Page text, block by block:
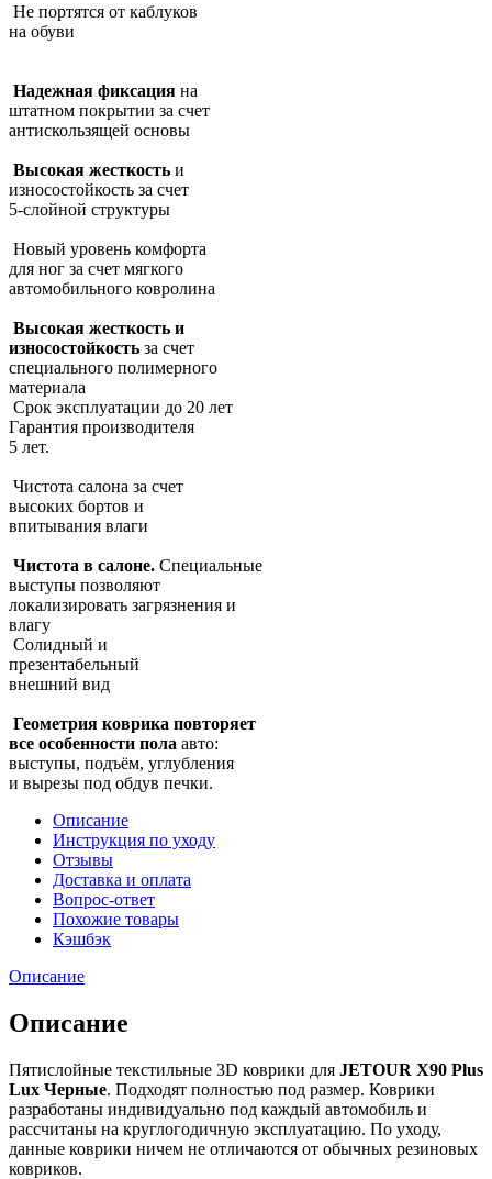
Не портятся от каблуков
на обуви
Надежная фиксация на
штатном покрытии за счет
антискользящей основы
Высокая жесткость и
износостойкость за счет
5-слойной структуры
Новый уровень комфорта
для ног за счет мягкого
автомобильного ковролина
Высокая жесткость и
износостойкость за счет
специального полимерного
материала
Срок эксплуатации до 20 лет
Гарантия производителя
5 лет.
Чистота салона за счет
высоких бортов и
впитывания влаги
Чистота в салоне. Специальные
выступы позволяют
локализировать загрязнения и
влагу
Солидный и
презентабельный
внешний вид
Геометрия коврика повторяет
все особенности пола авто:
выступы, подъём, углубления
и вырезы под обдув печки.
Описание
Инструкция по уходу
Отзывы
Доставка и оплата
Вопрос-ответ
Похожие товары
Кэшбэк
Описание
Описание
Пятислойные текстильные 3D коврики для JETOUR X90 Plus
Lux Черные. Подходят полностью под размер. Коврики
разработаны индивидуально под каждый автомобиль и
рассчитаны на круглогодичную эксплуатацию. По уходу,
данные коврики ничем не отличаются от обычных резиновых
ковриков.